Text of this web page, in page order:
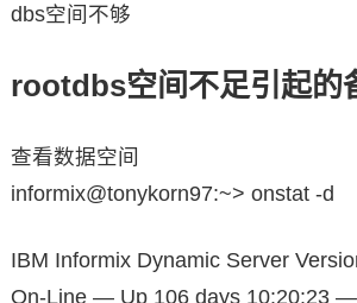
dbs空间不够
rootdbs空间不足引起的
查看数据空间
informix@tonykorn97:~> onstat -d
IBM Informix Dynamic Server
On-Line — Up 106 days 10:20:23